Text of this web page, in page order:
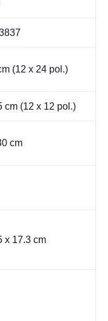
(12 x 24 pol.)
cm (12 x 12 pol.)
cm
x 17.3 cm